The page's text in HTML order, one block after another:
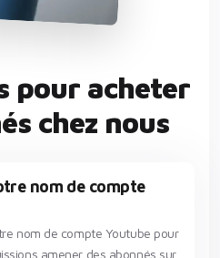
pour acheter
chez nous
nom de compte
nom de compte Youtube pour
amener des abonnés sur